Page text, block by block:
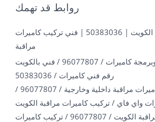
روابط قد تهمك
تركيب كاميرات الكويت | 50383036 | فني تركيب كاميرات
مراقبة
/ 96077807 / فني بالكويت
رقم فني كاميرات / 50383036
تركيب كاميرات مراقبة داخلية وخارجية / 96077807 /
واي فاي / تركيب كاميرات مراقبة الكويت
فني كاميرات مراقبة الكويت / 96077807 / تركيب كاميرات